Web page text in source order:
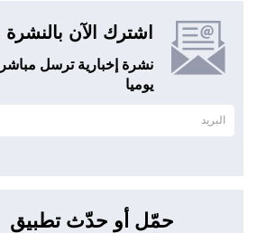
اشترك الآن بالنشرة
نشرة إخبارية ترسل
يوميا
حمّل أو حدّث تطبيق